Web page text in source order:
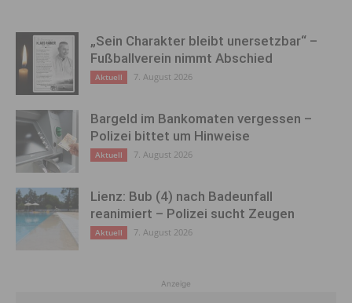
„Sein Charakter bleibt unersetzbar“ –
Fußballverein nimmt Abschied
Aktuell 7. August 2026
Bargeld im Bankomaten vergessen –
Polizei bittet um Hinweise
Aktuell 7. August 2026
Lienz: Bub (4) nach Badeunfall
reanimiert – Polizei sucht Zeugen
Aktuell 7. August 2026
Anzeige